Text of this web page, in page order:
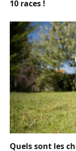
10 races !
Quels sont les